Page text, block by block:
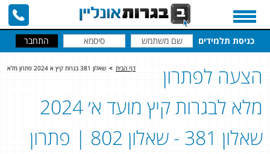
כניסת תלמידים
דף הבית > שאלון 381 בגרות קיץ א 2024 פתרון מלא
הצעה לפתרון
מלא לבגרות קיץ מועד א׳ 2024
שאלון 381 - שאלון 802 | פתרון